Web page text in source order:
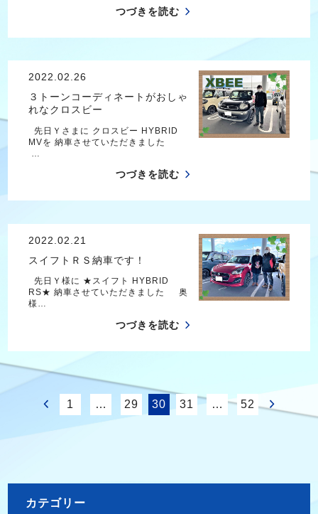
つづきを読む
2022.02.26
３トーンコーディネートがおしゃ
れなクロスビー
先日Ｙさまに クロスビー HYBRID
MVを 納車させていただきました
つづきを読む
2022.02.21
スイフトＲＳ納車です！
先日Ｙ様に ★スイフト HYBRID
RS★ 納車させていただきました 奥
様…
つづきを読む
1 … 29 30 31 … 52
カテゴリー